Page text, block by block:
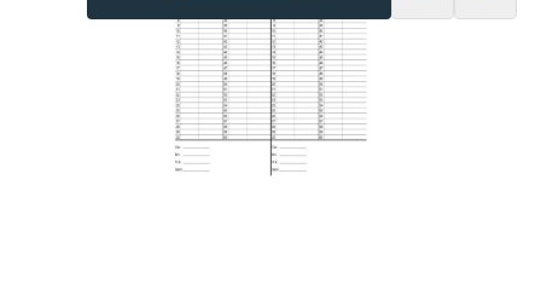
- Universeel scoreblok